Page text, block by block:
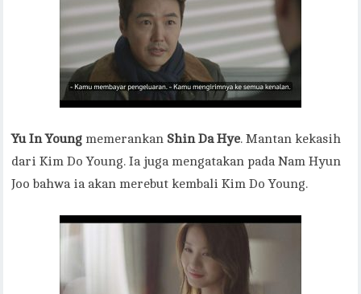
Yu In Young memerankan Shin Da Hye. Mantan kekasih
dari Kim Do Young. Ia juga mengatakan pada Nam Hyun
Joo bahwa ia akan merebut kembali Kim Do Young.